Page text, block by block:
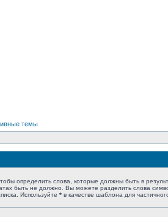
темы
определить слова, которые должны быть в
быть не должно. Вы можете разделить слова
Используйте * в качестве шаблона для